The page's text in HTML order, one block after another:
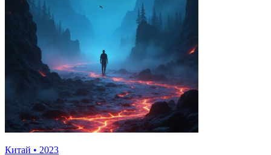
Китай • 2023